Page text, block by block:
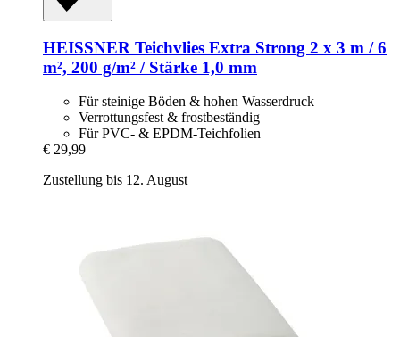
HEISSNER Teichvlies Extra Strong 2 x 3 m / 6
m², 200 g/m² / Stärke 1,0 mm
Für steinige Böden & hohen Wasserdruck
Verrottungsfest & frostbeständig
Für PVC- & EPDM-Teichfolien
€ 29,99
Zustellung bis 12. August